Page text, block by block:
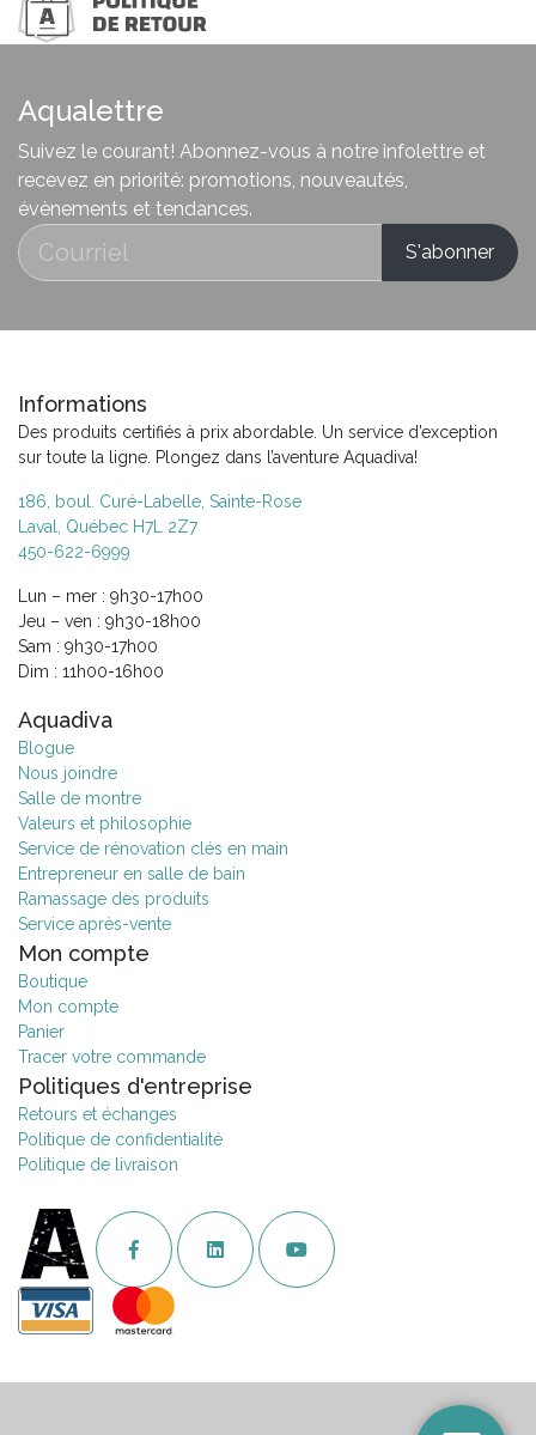
Aqualettre
Suivez le courant! Abonnez-vous à notre infolettre et
recevez en priorité: promotions, nouveautés,
évènements et tendances.
Informations
Des produits certifiés à prix abordable. Un service d’exception
sur toute la ligne. Plongez dans l’aventure Aquadiva!
186, boul. Curé-Labelle, Sainte-Rose
Laval, Québec H7L 2Z7
450-622-6999
Lun – mer : 9h30-17h00
Jeu – ven : 9h30-18h00
Sam : 9h30-17h00
Dim : 11h00-16h00
Aquadiva
Blogue
Nous joindre
Salle de montre
Valeurs et philosophie
Service de rénovation clés en main
Entrepreneur en salle de bain
Ramassage des produits
Service après-vente
Mon compte
Boutique
Mon compte
Panier
Tracer votre commande
Politiques d'entreprise
Retours et échanges
Politique de confidentialité
Politique de livraison